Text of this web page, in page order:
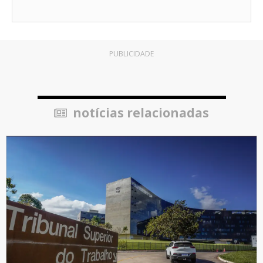
PUBLICIDADE
notícias relacionadas